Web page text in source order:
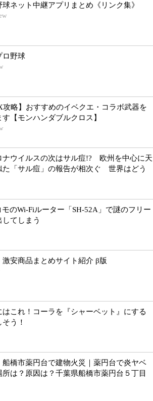
ネット中継アプリまとめ《リンク集》
ロ野球
攻略】おすすめのイベクエ・コラボ武器を
【モンハンダブルクロス】
ナウイルスの次はサル痘!? 欧州を中心に天
た「サル痘」の報告が相次ぐ 世界はどう
のWi-Fiルーター「SH-52A」で謎のフリー
してしまう
激安商品まとめサイト紹介 β版
はこれ！コーラを『シャーベット』にする
う！
船橋市薬円台で建物火災｜薬円台で炎ヤベ
所は？原因は？千葉県船橋市薬円台５丁目